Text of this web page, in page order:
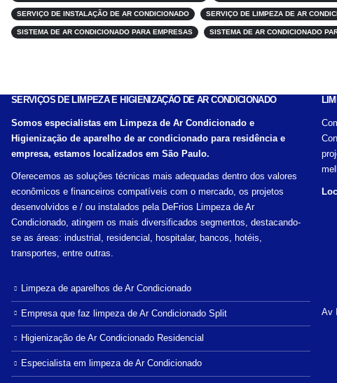
SERVIÇO DE INSTALAÇÃO DE AR CONDICIONADO SERVIÇO DE LIMPEZA DE AR
SISTEMA DE AR CONDICIONADO PARA EMPRESAS SISTEMA DE AR CONDICIONADO
SERVIÇOS DE LIMPEZA E HIGIENIZAÇÃO DE AR CONDICIONADO
Somos especialistas em Limpeza de Ar Condicionado e
Higienização de aparelho de ar condicionado para residência e
empresa, estamos localizados em São Paulo.
Oferecemos as soluções técnicas mais adequadas dentro dos valores
econômicos e financeiros compatíveis com o mercado, os projetos
desenvolvidos e / ou instalados pela DeFrios Limpeza de Ar
Condicionado, atingem os mais diversificados segmentos, destacando-
se as áreas: industrial, residencial, hospitalar, bancos, hotéis,
transportes, entre outras.
Limpeza de aparelhos de Ar Condicionado
Empresa que faz limpeza de Ar Condicionado Split
Higienização de Ar Condicionado Residencial
Especialista em limpeza de Ar Condicionado
Av